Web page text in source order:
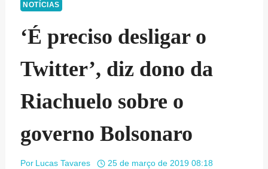
NOTÍCIAS
‘É preciso desligar o
Twitter’, diz dono da
Riachuelo sobre o
governo Bolsonaro
Por Lucas Tavares 25 de março de 2019 08:18